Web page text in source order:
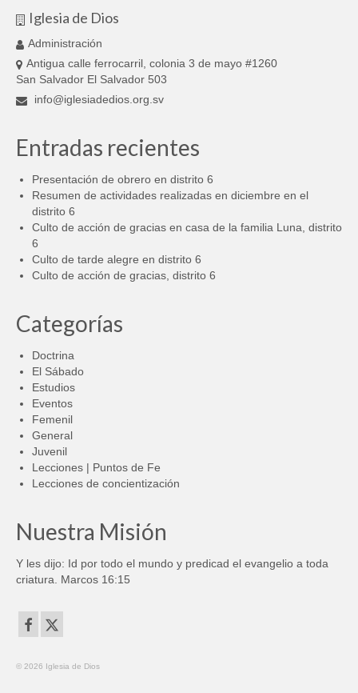
Iglesia de Dios
Administración
Antigua calle ferrocarril, colonia 3 de mayo #1260
San Salvador El Salvador 503
info@iglesiadedios.org.sv
Entradas recientes
Presentación de obrero en distrito 6
Resumen de actividades realizadas en diciembre en el
distrito 6
Culto de acción de gracias en casa de la familia Luna, distrito
6
Culto de tarde alegre en distrito 6
Culto de acción de gracias, distrito 6
Categorías
Doctrina
El Sábado
Estudios
Eventos
Femenil
General
Juvenil
Lecciones | Puntos de Fe
Lecciones de concientización
Nuestra Misión
Y les dijo: Id por todo el mundo y predicad el evangelio a toda
criatura. Marcos 16:15
© 2026 Iglesia de Dios